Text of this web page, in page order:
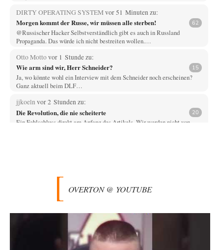
DIRTY OPERATING SYSTEMvor 51 Minuten zu:
Morgen kommt der Russe, wir müssen alle sterben! 62
@Russischer Hacker Selbstverständlich gibt es auch in Russland
Propaganda. Das würde ich nicht bestreiten wollen.…
Otto Mottovor 1 Stunde zu:
Wie arm sind wir, Herr Schneider? 15
Ja, wo könnte wohl ein Interview mit dem Schneider noch erscheinen?
Ganz aktuell beim DLF…
jjkoeln vor 2 Stunden zu:
Die Revolution, die nie scheiterte 20
Ein Fehlschluss direkt am Anfang des Artikels. Wir werden nicht von
eigentlich nur nocjh…
vor 2 Stunden zu:
Helmut Schelsky – Der Mann, der den Marxismus überlebte
Vor ca. 10 Jahren war ich einmal zum Tag der offenen Tür beim Institut
vor 2 Stunden zu:
Urteil des Bundesverwaltungsgerichts zur ewigen
OVERTON @ YOUTUBE